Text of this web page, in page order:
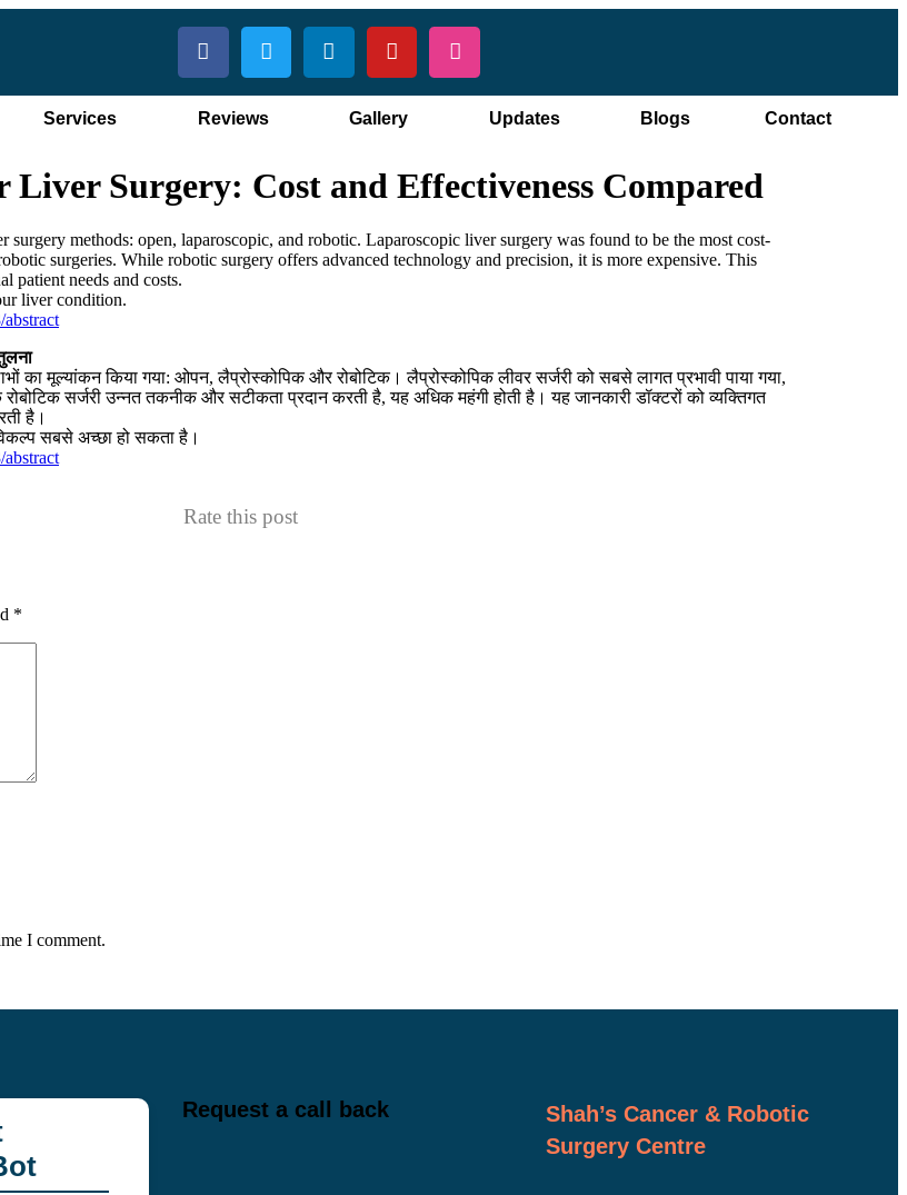
Services Reviews Gallery Updates Blogs Contact
Liver Surgery: Cost and Effectiveness Compared
methods: open, laparoscopic, and robotic. Laparoscopic liver surgery was found to be the most cost-
surgeries. While robotic surgery offers advanced technology and precision, it is more expensive. This
patient needs and costs.
liver condition.
का मूल्यांकन किया गया: ओपन, लैप्रोस्कोपिक और रोबोटिक। लैप्रोस्कोपिक लीवर सर्जरी को सबसे लागत प्रभावी पाया गया,
सर्जरी उन्नत तकनीक और सटीकता प्रदान करती है, यह अधिक महंगी होती है। यह जानकारी डॉक्टरों को व्यक्तिगत
है।
सबसे अच्छा हो सकता है।
Rate this post
*
I comment.
Request a call back
Shah’s Cancer & Robotic
Surgery Centre